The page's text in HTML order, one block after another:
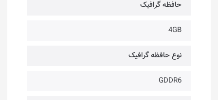
حافظه گرافیک
4GB
نوع حافظه گرافیک
GDDR6